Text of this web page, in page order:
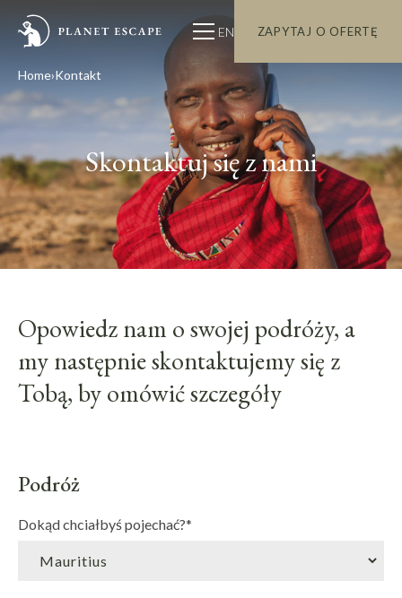
EN ZAPYTAJ O OFERTĘ
Home Kontakt
Skontaktuj się z nami
Opowiedz nam o swojej podróży, a
my następnie skontaktujemy się z
Tobą, by omówić szczegóły
Podróż
Dokąd chciałbyś pojechać?*